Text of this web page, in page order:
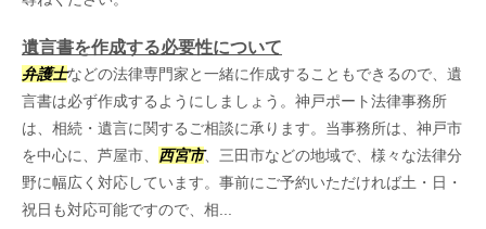
遺言書を作成する必要性について
弁護士などの法律専門家と一緒に作成することもできるので、遺
言書は必ず作成するようにしましょう。神戸ポート法律事務所
は、相続・遺言に関するご相談に承ります。当事務所は、神戸市
を中心に、芦屋市、 西宮市、三田市などの地域で、様々な法律分
野に幅広く対応しています。事前にご予約いただければ土・日・
祝日も対応可能ですので、相...